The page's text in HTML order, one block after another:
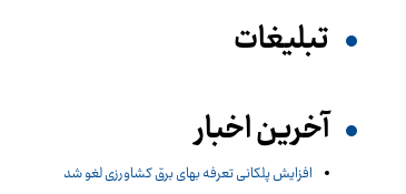
تبلیغات
آخرین اخبار
افزایش پلکانی تعرفه بهای برق کشاورزی لغو شد